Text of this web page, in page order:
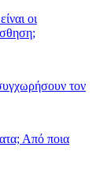
οι
τον
Από ποια